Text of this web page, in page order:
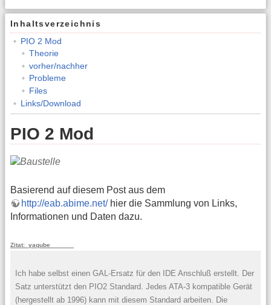
Inhaltsverzeichnis
PIO 2 Mod
Theorie
vorher/nachher
Probleme
Files
Links/Download
PIO 2 Mod
Basierend auf diesem Post aus dem
http://eab.abime.net/hier die Sammlung von Links,
Informationen und Daten dazu.
Zitat: yaqube
Ich habe selbst einen GAL-Ersatz für den IDE Anschluß erstellt. Der
Satz unterstützt den PIO2 Standard. Jedes ATA-3 kompatible Gerät
(hergestellt ab 1996) kann mit diesem Standard arbeiten. Die